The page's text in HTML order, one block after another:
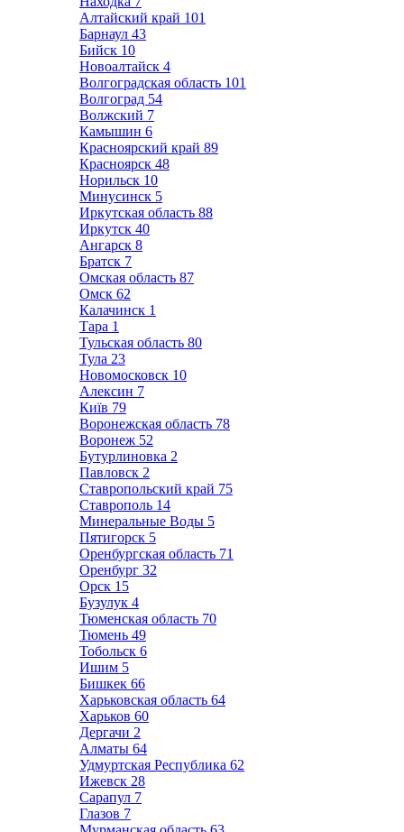
Алтайский край 101
Барнаул 43
Бийск 10
Новоалтайск 4
Волгоградская область 101
Волгоград 54
Волжский 7
Камышин 6
Красноярский край 89
Красноярск 48
Норильск 10
Минусинск 5
Иркутская область 88
Иркутск 40
Ангарск 8
Братск 7
Омская область 87
Омск 62
Калачинск 1
Тара 1
Тульская область 80
Тула 23
Новомосковск 10
Алексин 7
Київ 79
Воронежская область 78
Воронеж 52
Бутурлиновка 2
Павловск 2
Ставропольский край 75
Ставрополь 14
Минеральные Воды 5
Пятигорск 5
Оренбургская область 71
Оренбург 32
Орск 15
Бузулук 4
Тюменская область 70
Тюмень 49
Тобольск 6
Ишим 5
Бишкек 66
Харьковская область 64
Харьков 60
Дергачи 2
Алматы 64
Удмуртская Республика 62
Ижевск 28
Сарапул 7
Глазов 7